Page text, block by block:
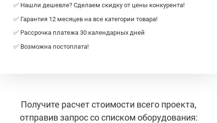
✅ Нашли дешевле? Сделаем скидку от цены конкурента!
✅ Гарантия 12 месяцев на все категории товара!
✅ Рассрочка платежа 30 календарных дней
✅ Возможна постоплата!
Получите расчет стоимости всего проекта,
отправив запрос со списком оборудования: